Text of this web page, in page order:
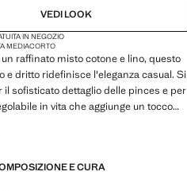
VEDI LOOK
IN NEGOZIO
MEDIACORTO
un raffinato misto cotone e lino, questo
e dritto ridefinisce l'eleganza casual. Si
il sofisticato dettaglio delle pinces e per
in vita che aggiunge un tocco
a filetto sul retro, combinando
E CURA